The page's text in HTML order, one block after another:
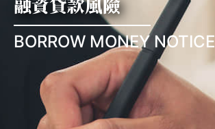
BORROW MONEY NOTICE